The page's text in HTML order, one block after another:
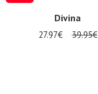
Divina
27.97€ 39.95€